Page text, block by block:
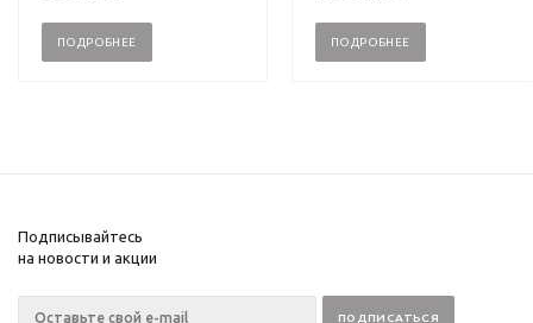
ПОДРОБНЕЕ ПОДРОБНЕЕ
Подписывайтесь
на новости и акции